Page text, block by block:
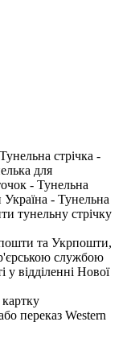
стрічка -
для
- Тунельна
Україна - Тунельна
тунельну стрічку
пошти та Укрпошти,
службою
у відділенні Нової
переказ Western